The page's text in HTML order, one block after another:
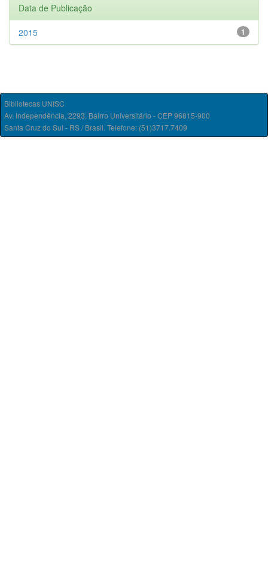
Data de Publicação
1
2015
Bibliotecas UNISC
Av. Independência, 2293, Bairro Universitário - CEP 96815-900
Santa Cruz do Sul - RS / Brasil. Telefone: (51)3717.7409